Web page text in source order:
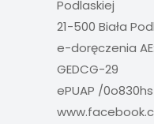
Podlaskiej
21-500 Biała
e-doręczenia
GEDCG-29
ePUAP /